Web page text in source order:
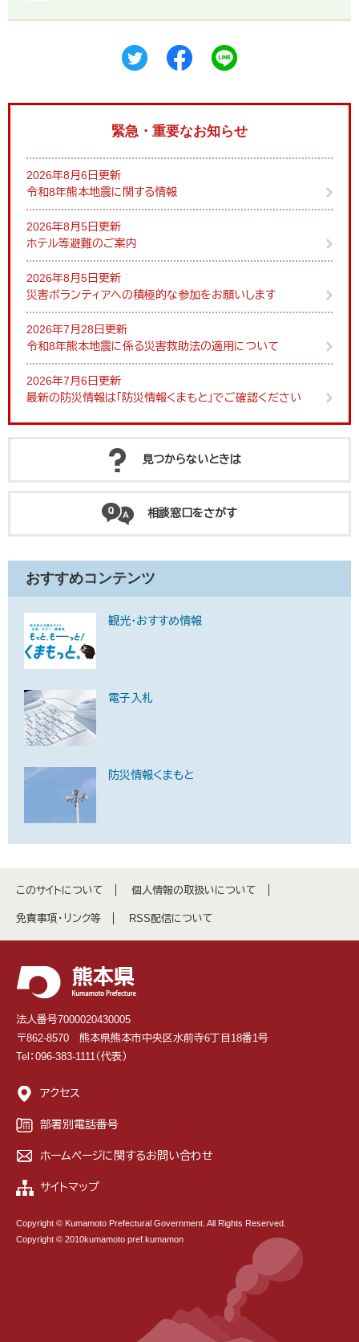
緊急・重要なお知らせ
2026年8月6日更新
令和8年熊本地震に関する情報
2026年8月5日更新
ホテル等避難のご案内
2026年8月5日更新
災害ボランティアへの積極的な参加をお願いします
2026年7月28日更新
令和8年熊本地震に係る災害救助法の適用について
2026年7月6日更新
最新の防災情報は「防災情報くまもと」でご確認ください
見つからないときは
相談窓口をさがす
おすすめコンテンツ
観光・おすすめ情報
電子入札
防災情報くまもと
このサイトについて 個人情報の取扱いについて
免責事項・リンク等 RSS配信について
法人番号7000020430005
〒862-8570 熊本県熊本市中央区水前寺6丁目18番1号
Tel：096-383-1111（代表）
アクセス
部署別電話番号
ホームページに関するお問い合わせ
サイトマップ
Copyright © Kumamoto Prefectural Government. All Rights Reserved.
Copyright © 2010kumamoto pref.kumamon